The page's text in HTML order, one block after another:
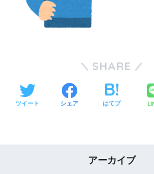
SHARE
ツイート シェア はてブ
アーカイブ